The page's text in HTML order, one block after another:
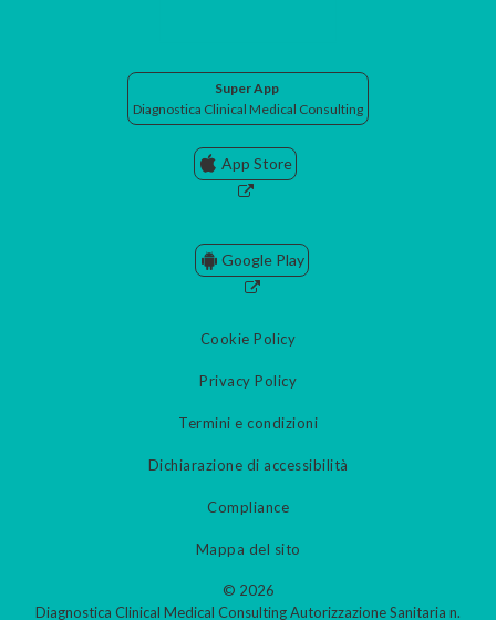
Super App
Diagnostica Clinical Medical Consulting
App Store
Google Play
Cookie Policy
Privacy Policy
Termini e condizioni
Dichiarazione di accessibilità
Compliance
Mappa del sito
© 2026
Diagnostica Clinical Medical Consulting Autorizzazione Sanitaria n.